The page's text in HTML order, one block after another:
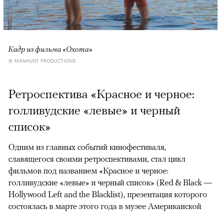
Кадр из фильма «Охота»
© MANHUNT PRODUCTIONS
Ретроспектива «Красное и черное:
голливудские «левые» и черный
список»
Одним из главных событий кинофестиваля,
славящегося своими ретроспективами, стал цикл
фильмов под названием «Красное и черное:
голливудские «левые» и черный список» (Red & Black —
Hollywood Left and the Blacklist), презентация которого
состоялась в марте этого года в музее Американской